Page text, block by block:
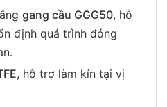
gang cầu GGG50, hỗ
định quá trình đóng
, hỗ trợ làm kín tại vị